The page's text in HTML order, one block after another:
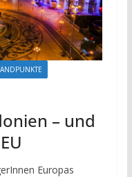
– und
Europas